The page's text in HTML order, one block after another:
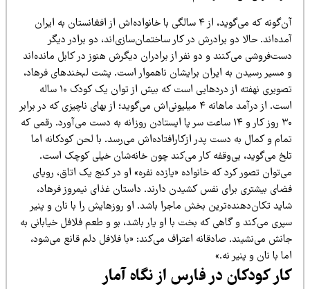
آن‌گونه که می‌گوید، از ۴ سالگی با خانواده‌اش از افغانستان به ایران
حالا دو برادرش در کار ساختمان‌سازی‌اند، دو برادر دیگر
می‌کنند و دو نفر از برادران دیگرش هنوز در کابل مانده‌اند
مسیر رسیدن به ایران برایشان ناهموار است. پشت لبخندهای فرهاد،
تصویری نهفته از دردهایی است که بیش از توان یک کودک ۱۰ ساله
است. از درآمد ماهانه‌ ۴ میلیونی‌اش می‌گوید؛ از بهای ناچیزی که در برابر
۳۰ روز کار و ۱۴ ساعت سر پا ایستادن روزانه به دست می‌آورد. رقمی که
و کمال به دست پدر ازکارافتاده‌اش می‌رسد. با لحن کودکانه اما
می‌گوید، بی‌وقفه کار می‌کند چون خانه‌شان خیلی کوچک است.
تصور کرد که خانواده‌ «یازده نفره» او در کنج یک اتاق، رویای
بیشتری برای نفس کشیدن دارند. داستان غذای نیمروز فرهاد،
تکان‌دهنده‌ترین بخش ماجرا باشد. او روزهایش را با نان و پنیر
می‌کند و گاهی که بخت با او یار باشد، بو و طعم فلافل خیابانی به
می‌نشیند. صادقانه اعتراف می‌کند: «با فلافل دلم قانع می‌شود،
با نان و پنیر نه.»
کودکان در فارس از نگاه آمار